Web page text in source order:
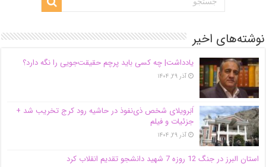
نوشته‌های اخیر
یادداشت| ‌چه کسی باید پرچم حقیقت‌جویی را نگه دارد؟
آذر ۲۹, ۱۴۰۴
اَبَر‌ویلای شخص ذی‌نفوذ در حاشیه‌ رود کرج تخریب شد +
جزئیات و فیلم
آذر ۲۹, ۱۴۰۴
استان البرز در جنگ 12 روزه 7 شهید دانشجو تقدیم انقلاب کرد